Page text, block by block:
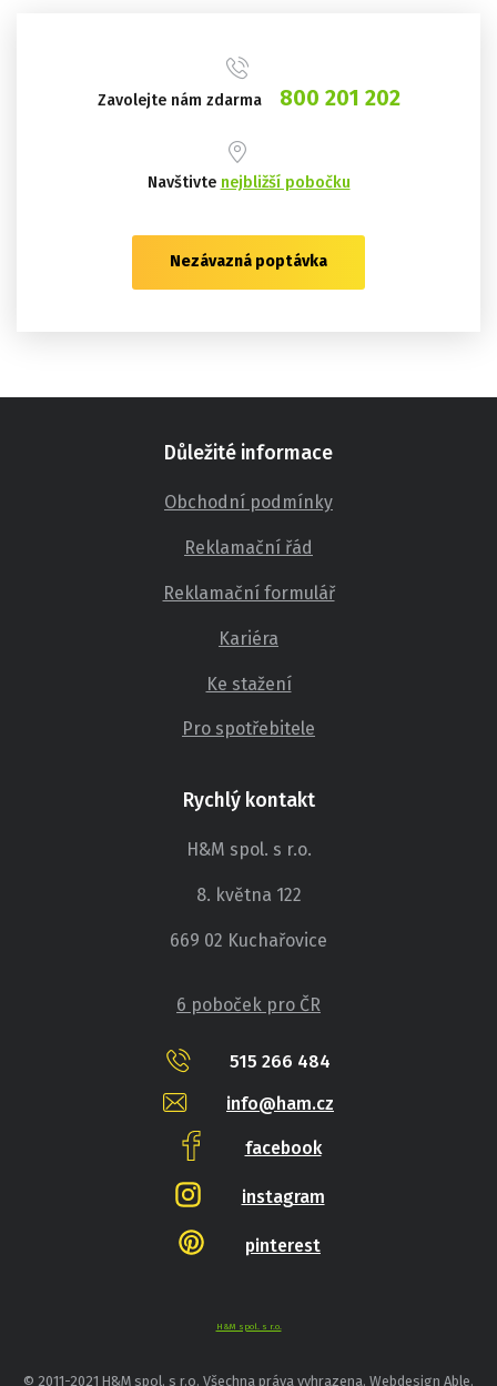
Zavolejte nám zdarma 800 201 202
Navštivte nejbližší pobočku
Nezávazná poptávka
Důležité informace
Obchodní podmínky
Reklamační řád
Reklamační formulář
Kariéra
Ke stažení
Pro spotřebitele
Rychlý kontakt
H&M spol. s r.o.
8. května 122
669 02 Kuchařovice
6 poboček pro ČR
515 266 484
info@ham.cz
facebook
instagram
pinterest
H&M spol. s r.o.
© 2011-2021 H&M spol. s r.o. Všechna práva vyhrazena. Webdesign Able.